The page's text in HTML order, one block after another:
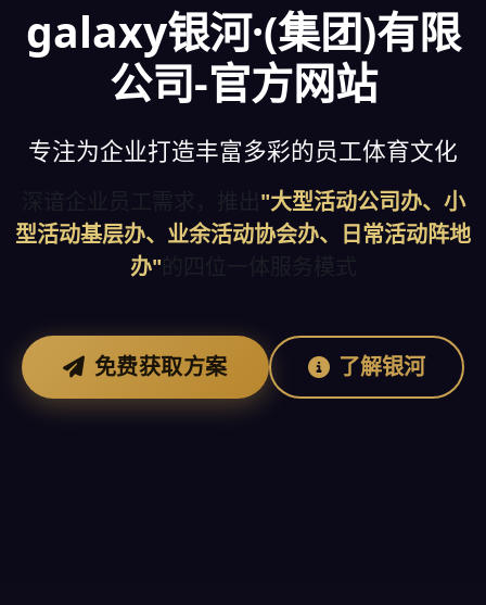
galaxy银河·(集团)有限
公司-官方网站
专注为企业打造丰富多彩的员工体育文化
"大型活动公司办、小
型活动基层办、业余活动协会办、日常活动阵地
办"
免费获取方案 了解银河